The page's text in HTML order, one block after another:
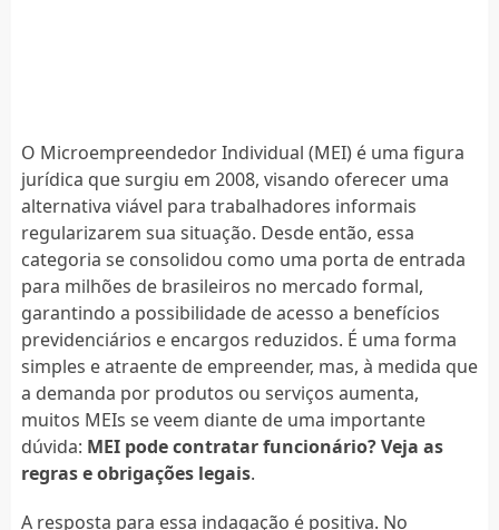
O Microempreendedor Individual (MEI) é uma figura
jurídica que surgiu em 2008, visando oferecer uma
alternativa viável para trabalhadores informais
regularizarem sua situação. Desde então, essa
categoria se consolidou como uma porta de entrada
para milhões de brasileiros no mercado formal,
garantindo a possibilidade de acesso a benefícios
previdenciários e encargos reduzidos. É uma forma
simples e atraente de empreender, mas, à medida que
a demanda por produtos ou serviços aumenta,
muitos MEIs se veem diante de uma importante
dúvida: MEI pode contratar funcionário? Veja as
regras e obrigações legais.
A resposta para essa indagação é positiva. No